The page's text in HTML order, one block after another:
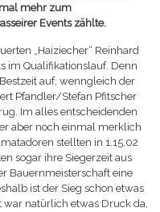
mehr zum
Events zählte.
„Haiziecher“ Reinhard
im Qualifikationslauf. Denn
auf, wenngleich der
Pfandler/Stefan Pfitscher
Im alles entscheidenden
aber noch einmal merklich
stellten in 1.15,02
sogar ihre Siegerzeit aus
Bauernmeisterschaft eine
ist der Sieg schon etwas
war natürlich etwas Druck da,